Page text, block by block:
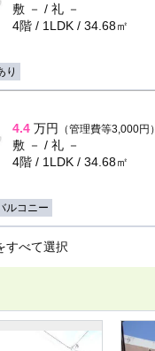
敷 － / 礼 －
4階 / 1LDK / 34.68㎡
り
4.4 万円 （管理費等3,000円）
敷 － / 礼 －
4階 / 1LDK / 34.68㎡
ルコニー
すべて選択